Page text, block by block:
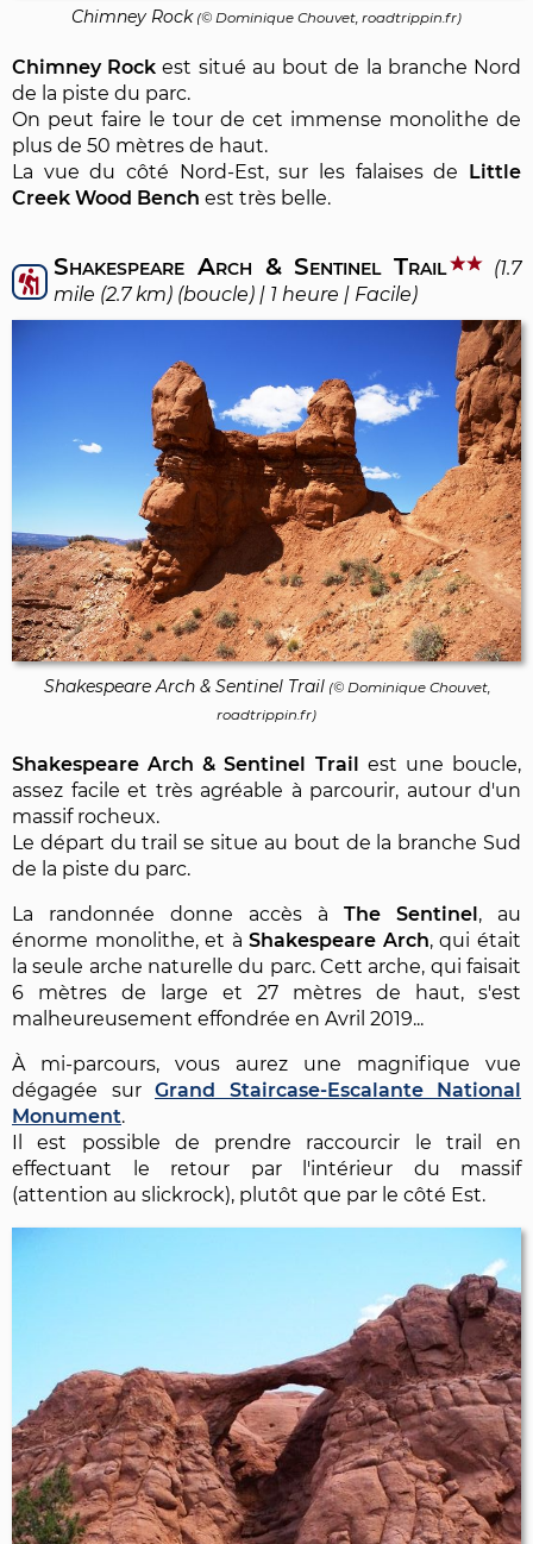
Chimney Rock(© Dominique Chouvet, roadtrippin.fr)
Chimney Rock est situé au bout de la branche Nord
de la piste du parc.
On peut faire le tour de cet immense monolithe de
plus de 50 mètres de haut.
La vue du côté Nord-Est, sur les falaises de Little
Creek Wood Bench est très belle.
Shakespeare Arch & Sentinel Trail
(1.7
mile (2.7 km) (boucle) | 1 heure | Facile)
Shakespeare Arch & Sentinel Trail(© Dominique Chouvet,
roadtrippin.fr)
Shakespeare Arch & Sentinel Trail est une boucle,
assez facile et très agréable à parcourir, autour d'un
massif rocheux.
Le départ du trail se situe au bout de la branche Sud
de la piste du parc.
La randonnée donne accès à The Sentinel, au
énorme monolithe, et àShakespeare Arch, qui était
la seule arche naturelle du parc. Cett arche, qui faisait
6 mètres de large et 27 mètres de haut, s'est
malheureusement effondrée en Avril 2019...
À mi-parcours, vous aurez une magnifique vue
dégagée sur Grand Staircase-Escalante National
Monument.
Il est possible de prendre raccourcir le trail en
effectuant le retour par l'intérieur du massif
(attention au slickrock), plutôt que par le côté Est.